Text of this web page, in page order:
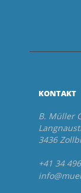
KONTAKT
B. Müller
3436
+41 34